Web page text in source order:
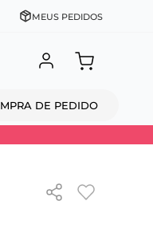
NA PRIMEIRA COMPRA +
MEUS PEDIDOS
DE PEDIDO